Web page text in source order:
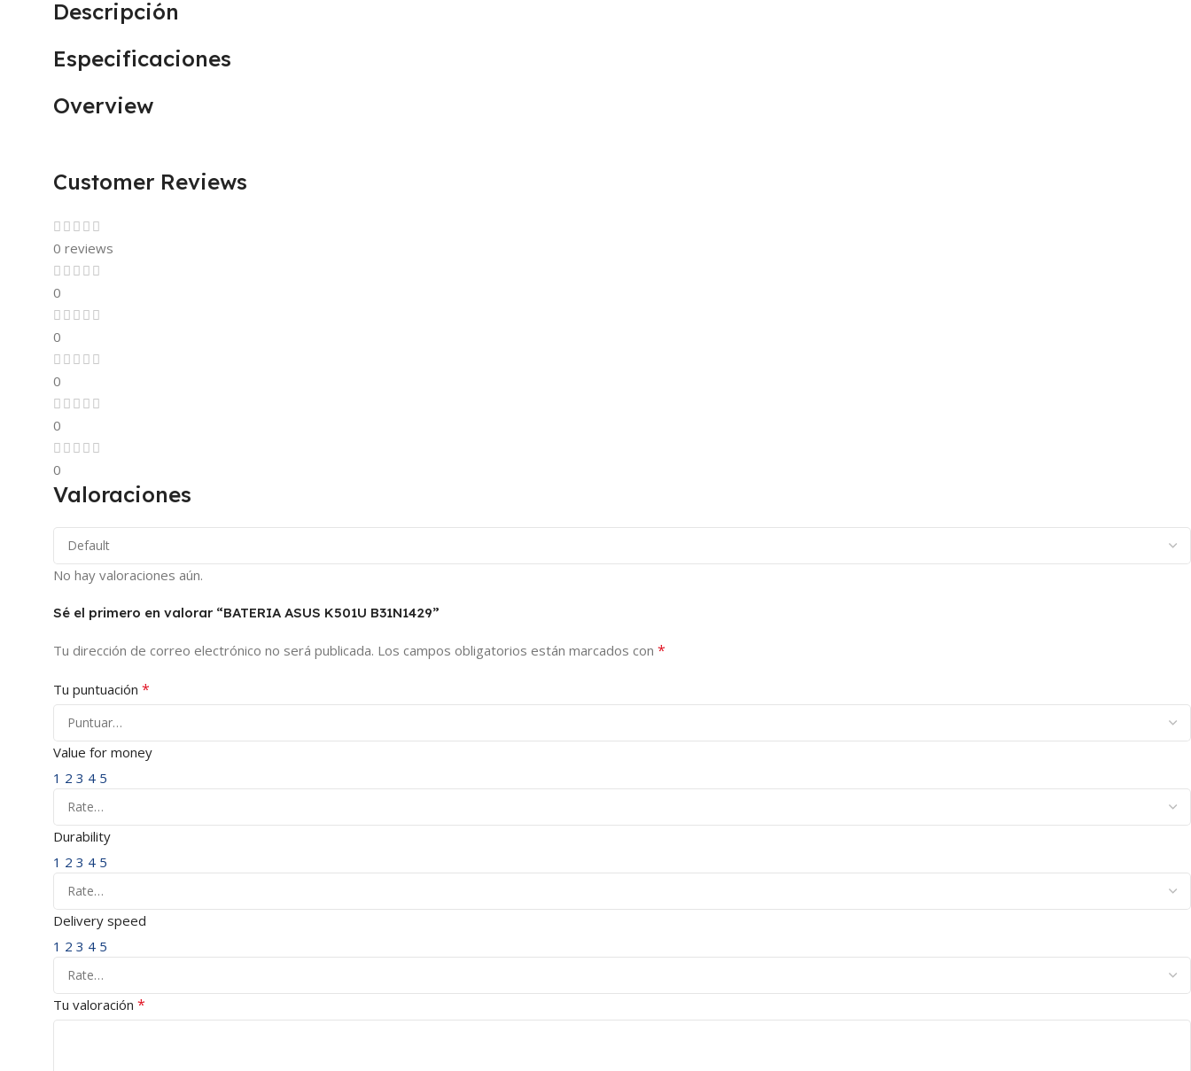
Descripción
Especificaciones
Overview
Customer Reviews
0 reviews
0
0
0
0
0
Valoraciones
No hay valoraciones aún.
Sé el primero en valorar “BATERIA ASUS K501U B31N1429”
Tu dirección de correo electrónico no será publicada. Los campos obligatorios están marcados con *
Tu puntuación *
Value for money
1 2 3 4 5
Durability
1 2 3 4 5
Delivery speed
1 2 3 4 5
Tu valoración *